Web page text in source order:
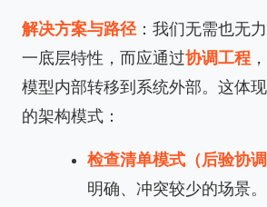
解决方案与路径 ：我们无需也无
一底层特性，而应通过协调工程
模型内部转移到系统外部。这体
的架构模式：
检查清单模式（后验协调
明确、冲突较少的场景